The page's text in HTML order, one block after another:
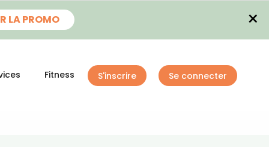
LA PROMO ×
Fitness S'inscrire Se connecter